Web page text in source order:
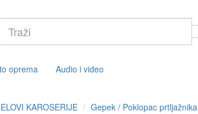
oprema Audio i video
KAROSERIJE Gepek / Poklopac prtljažnika